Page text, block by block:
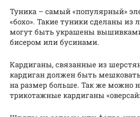
Туника – самый «популярный»
«бохо». Такие туники сделаны из
могут быть украшены
бисером или бусинами.
Кардиганы, связанные из
кардиган должен быть
на размер больше. Так же можно
трикотажные кардиганы